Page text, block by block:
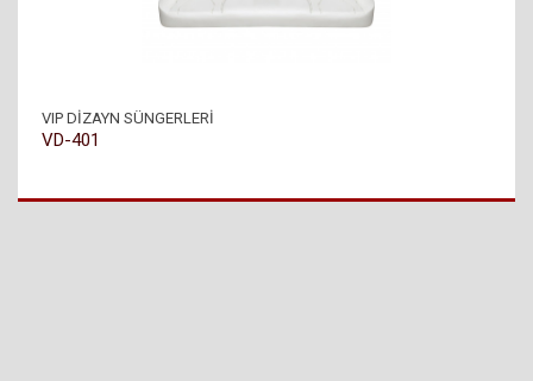
VIP DİZAYN SÜNGERLERİ
VD-401